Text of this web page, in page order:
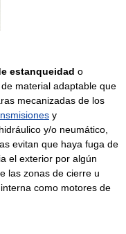
estanqueidad o
material adaptable que
mecanizadas de los
y
y/o neumático,
evitan que haya fuga de
el exterior por algún
las zonas de cierre u
como motores de